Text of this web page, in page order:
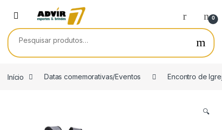
0
Pesquisar por:
Início Datas comemorativas/Eventos Encontro de
🔍